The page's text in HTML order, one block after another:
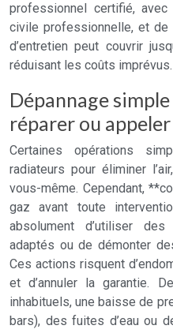
professionnel certifié,
civile professionnelle, et de
d’entretien peut couvrir
réduisant les coûts imprévus.
Dépannage
réparer ou
Certaines opérations
radiateurs pour éliminer
vous-même. Cependant,
gaz avant toute
absolument d’utiliser
adaptés ou de démonter
Ces actions risquent
et d’annuler la garantie.
inhabituels, une baisse de
bars), des fuites d’eau ou